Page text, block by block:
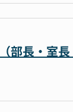
部長・室